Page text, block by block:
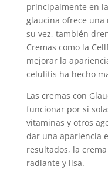
principalmente en
glaucina ofrece una
su vez, también
Cremas como la
mejorar la
celulitis ha hecho
Las cremas con
funcionar por sí
vitaminas y otros
dar una apariencia
resultados, la
radiante y lisa.